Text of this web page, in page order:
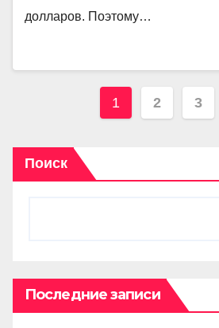
долларов. Поэтому…
Пагинация
1 2 3
Поиск
Последние записи